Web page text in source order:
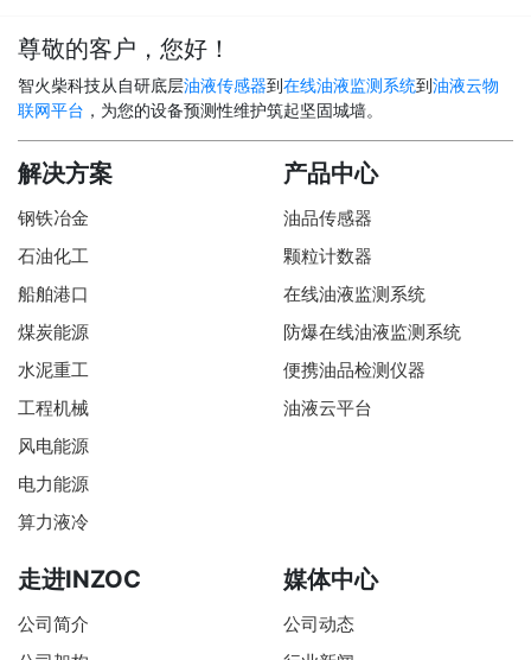
尊敬的客户，您好！
智火柴科技从自研底层油液传感器到在线油液监测系统到油液云物
联网平台 ，为您的设备预测性维护筑起坚固城墙。
解决方案
钢铁冶金
石油化工
船舶港口
煤炭能源
水泥重工
工程机械
风电能源
电力能源
算力液冷
产品中心
油品传感器
颗粒计数器
在线油液监测系统
防爆在线油液监测系统
便携油品检测仪器
油液云平台
走进INZOC
公司简介
媒体中心
公司动态